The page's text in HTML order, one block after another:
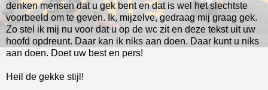
denken mensen dat u gek bent en dat is wel het slechtste
voorbeeld om te geven. Ik, mijzelve, gedraag mij graag gek.
Zo stel ik mij nu voor dat u op de wc zit en deze tekst uit uw
hoofd opdreunt. Daar kan ik niks aan doen. Daar kunt u niks
aan doen. Doet uw best en pers!
Heil de gekke stijl!